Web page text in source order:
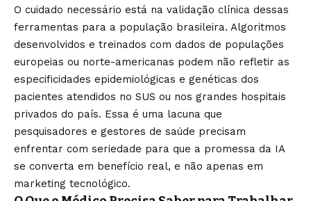
O cuidado necessário está na validação clínica dessas
ferramentas para a população brasileira. Algoritmos
desenvolvidos e treinados com dados de populações
europeias ou norte-americanas podem não refletir as
especificidades epidemiológicas e genéticas dos
pacientes atendidos no SUS ou nos grandes hospitais
privados do país. Essa é uma lacuna que
pesquisadores e gestores de saúde precisam
enfrentar com seriedade para que a promessa da IA
se converta em benefício real, e não apenas em
marketing tecnológico.